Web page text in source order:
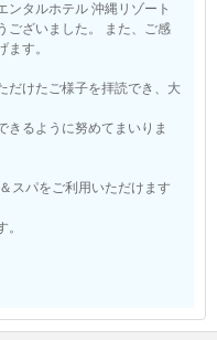
ンタルホテル 沖縄リゾート
ございました。 また、ご感
す。
だけたご様子を拝読でき、大
きるように努めてまいりま
スパをご利用いただけます